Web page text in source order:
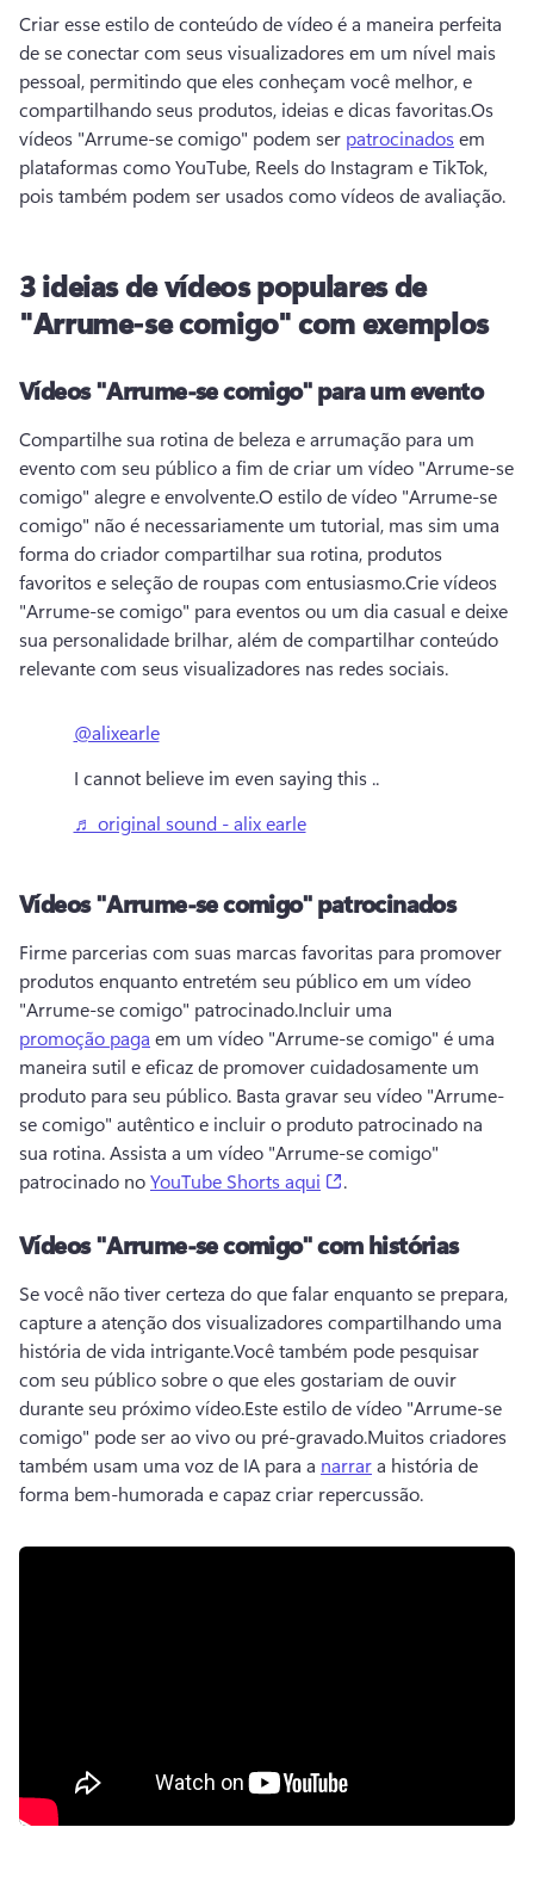
Criar esse estilo de conteúdo de vídeo é a maneira perfeita
de se conectar com seus visualizadores em um nível mais
pessoal, permitindo que eles conheçam você melhor, e
compartilhando seus produtos, ideias e dicas favoritas.Os
vídeos "Arrume-se comigo" podem ser patrocinados em
plataformas como YouTube, Reels do Instagram e TikTok,
pois também podem ser usados como vídeos de avaliação.
3 ideias de vídeos populares de
"Arrume-se comigo" com exemplos
Vídeos "Arrume-se comigo" para um evento
Compartilhe sua rotina de beleza e arrumação para um
evento com seu público a fim de criar um vídeo "Arrume-se
comigo" alegre e envolvente.O estilo de vídeo "Arrume-se
comigo" não é necessariamente um tutorial, mas sim uma
forma do criador compartilhar sua rotina, produtos
favoritos e seleção de roupas com entusiasmo.Crie vídeos
"Arrume-se comigo" para eventos ou um dia casual e deixe
sua personalidade brilhar, além de compartilhar conteúdo
relevante com seus visualizadores nas redes sociais.
@alixearle
I cannot believe im even saying this ..
♬ original sound - alix earle
Vídeos "Arrume-se comigo" patrocinados
Firme parcerias com suas marcas favoritas para promover
produtos enquanto entretém seu público em um vídeo
"Arrume-se comigo" patrocinado.Incluir uma
promoção paga em um vídeo "Arrume-se comigo" é uma
maneira sutil e eficaz de promover cuidadosamente um
produto para seu público. Basta gravar seu vídeo "Arrume-
se comigo" autêntico e incluir o produto patrocinado na
sua rotina. Assista a um vídeo "Arrume-se comigo"
patrocinado no YouTube Shorts aqui .
Vídeos "Arrume-se comigo" com histórias
Se você não tiver certeza do que falar enquanto se prepara,
capture a atenção dos visualizadores compartilhando uma
história de vida intrigante.Você também pode pesquisar
com seu público sobre o que eles gostariam de ouvir
durante seu próximo vídeo.Este estilo de vídeo "Arrume-se
comigo" pode ser ao vivo ou pré-gravado.Muitos criadores
também usam uma voz de IA para a narrar a história de
forma bem-humorada e capaz criar repercussão.